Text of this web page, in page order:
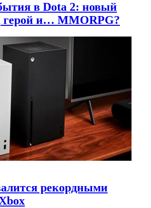
в Dota 2: новый
герой и… MMORPG?
рекордными